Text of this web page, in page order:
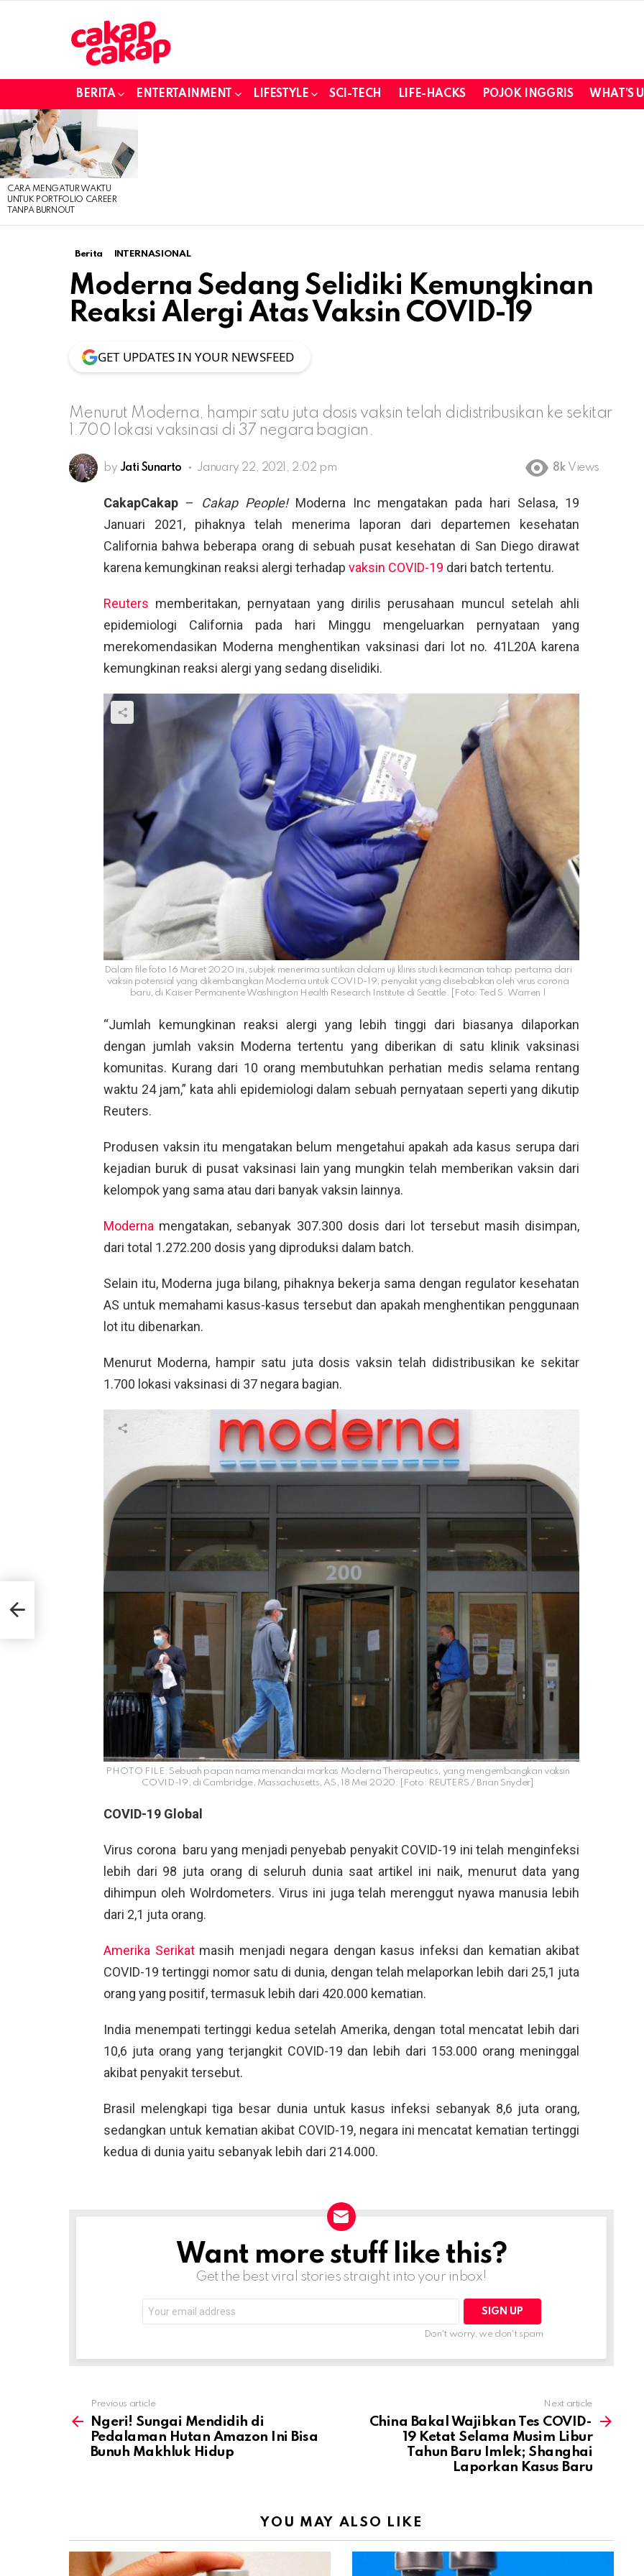
BERITA ENTERTAINMENT LIFESTYLE SCI-TECH LIFE-HACKS POJOK INGGRIS WHAT’S
LATEST
STORIES
CARA MENGATUR WAKTU
UNTUK PORTFOLIO CAREER
TANPA BURNOUT
Berita INTERNASIONAL
Moderna Sedang Selidiki Kemungkinan
Reaksi Alergi Atas Vaksin COVID-19
GET UPDATES IN YOUR NEWSFEED
Menurut Moderna, hampir satu juta dosis vaksin telah didistribusikan ke sekitar
1.700 lokasi vaksinasi di 37 negara bagian.
by Jati Sunarto January 22, 2021, 2:02 pm 8k Views
CakapCakap – Cakap People!Moderna Inc mengatakan pada hari Selasa, 19
Januari 2021, pihaknya telah menerima laporan dari departemen kesehatan
California bahwa beberapa orang di sebuah pusat kesehatan di San Diego dirawat
karena kemungkinan reaksi alergi terhadap vaksin COVID-19 dari batch tertentu.
Reuters memberitakan, pernyataan yang dirilis perusahaan muncul setelah ahli
epidemiologi California pada hari Minggu mengeluarkan pernyataan yang
merekomendasikan Moderna menghentikan vaksinasi dari lot no. 41L20A karena
kemungkinan reaksi alergi yang sedang diselidiki.
Dalam file foto 16 Maret 2020 ini, subjek menerima suntikan dalam uji klinis studi keamanan tahap pertama dari
vaksin potensial yang dikembangkan Moderna untuk COVID-19, penyakit yang disebabkan oleh virus corona
baru, di Kaiser Permanente Washington Health Research Institute di Seattle. [Foto: Ted S. Warren |
“Jumlah kemungkinan reaksi alergi yang lebih tinggi dari biasanya dilaporkan
dengan jumlah vaksin Moderna tertentu yang diberikan di satu klinik vaksinasi
komunitas. Kurang dari 10 orang membutuhkan perhatian medis selama rentang
waktu 24 jam,” kata ahli epidemiologi dalam sebuah pernyataan seperti yang dikutip
Reuters.
Produsen vaksin itu mengatakan belum mengetahui apakah ada kasus serupa dari
kejadian buruk di pusat vaksinasi lain yang mungkin telah memberikan vaksin dari
kelompok yang sama atau dari banyak vaksin lainnya.
Moderna mengatakan, sebanyak 307.300 dosis dari lot tersebut masih disimpan,
dari total 1.272.200 dosis yang diproduksi dalam batch.
Selain itu, Moderna juga bilang, pihaknya bekerja sama dengan regulator kesehatan
AS untuk memahami kasus-kasus tersebut dan apakah menghentikan penggunaan
lot itu dibenarkan.
Menurut Moderna, hampir satu juta dosis vaksin telah didistribusikan ke sekitar
1.700 lokasi vaksinasi di 37 negara bagian.
PHOTO FILE: Sebuah papan nama menandai markas Moderna Therapeutics, yang mengembangkan vaksin
COVID-19, di Cambridge, Massachusetts, AS, 18 Mei 2020. [Foto: REUTERS / Brian Snyder]
COVID-19 Global
Virus corona baru yang menjadi penyebab penyakit COVID-19 ini telah menginfeksi
lebih dari 98 juta orang di seluruh dunia saat artikel ini naik, menurut data yang
dihimpun oleh Wolrdometers. Virus ini juga telah merenggut nyawa manusia lebih
dari 2,1 juta orang.
Amerika Serikatmasih menjadi negara dengan kasus infeksi dan kematian akibat
COVID-19 tertinggi nomor satu di dunia, dengan telah melaporkan lebih dari 25,1 juta
orang yang positif, termasuk lebih dari 420.000 kematian.
India menempati tertinggi kedua setelah Amerika, dengan total mencatat lebih dari
10,6 juta orang yang terjangkit COVID-19 dan lebih dari 153.000 orang meninggal
akibat penyakit tersebut.
Brasil melengkapi tiga besar dunia untuk kasus infeksi sebanyak 8,6 juta orang,
sedangkan untuk kematian akibat COVID-19, negara ini mencatat kematian tertinggi
kedua di dunia yaitu sebanyak lebih dari 214.000.
NEWSLETTERWant more stuff like this?
Get the best viral stories straight into your inbox!
address:
Don't worry, we don't spam
more
Previous article
Ngeri! Sungai Mendidih di
Pedalaman Hutan Amazon Ini Bisa
Bunuh Makhluk Hidup
Next article
China Bakal Wajibkan Tes COVID-
19 Ketat Selama Musim Libur
Tahun Baru Imlek; Shanghai
Laporkan Kasus Baru
YOU MAY ALSO LIKE